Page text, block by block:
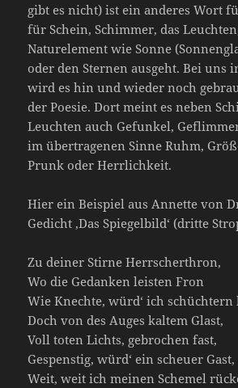
gibt es nicht) ist ein anderes Wort
für Schein, Schimmer, das
Naturelement wie Sonne
oder den Sternen ausgeht. Bei uns
wird es hin und wieder noch
der Poesie. Dort meint es neben
Leuchten auch Gefunkel,
im übertragenen Sinne Ruhm,
Prunk oder Herrlichkeit.
Hier ein Beispiel aus Annette von
Gedicht ‚Das Spiegelbild‘ (dritte
Zu deiner Stirne Herrscherthron,
Wo die Gedanken leisten Fron
Wie Knechte, würd‘ ich schüchtern
Doch von des Auges kaltem Glast,
Voll toten Lichts, gebrochen fast,
Gespenstig, würd‘ ein scheuer Gast,
Weit, weit ich meinen Schemel